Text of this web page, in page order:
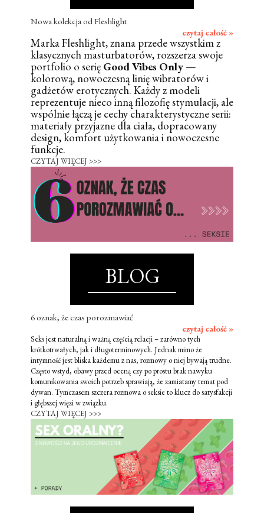
Nowa kolekcja od Fleshlight
czytaj całość »
Marka Fleshlight, znana przede wszystkim z
klasycznych masturbatorów, rozszerza swoje
portfolio o serię Good Vibes Only —
kolorową, nowoczesną linię wibratorów i
gadżetów erotycznych. Każdy z modeli
reprezentuje nieco inną filozofię stymulacji, ale
wspólnie łączą je cechy charakterystyczne serii:
materiały przyjazne dla ciała, dopracowany
design, komfort użytkowania i nowoczesne
funkcje.
CZYTAJ WIĘCEJ >>>
BLOG
6 oznak, że czas porozmawiać
czytaj całość »
Seks jest naturalną i ważną częścią relacji – zarówno tych
krótkotrwałych, jak i długoterminowych. Jednak mimo że
intymność jest bliska każdemu z nas, rozmowy o niej bywają trudne.
Często wstyd, obawy przed oceną czy po prostu brak nawyku
komunikowania swoich potrzeb sprawiają, że zamiatamy temat pod
dywan. Tymczasem szczera rozmowa o seksie to klucz do satysfakcji
i głębszej więzi w związku.
CZYTAJ WIĘCEJ >>>